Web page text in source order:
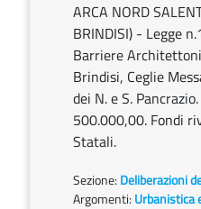
ARCA NORD
BRINDISI) - Legge
Barriere
Brindisi, Ceglie
dei N. e S.
500.000,00. Fondi
Statali.
Sezione: Deliberazioni
Argomenti: Urbanistica